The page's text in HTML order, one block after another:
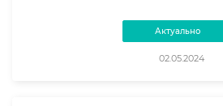
Актуально
02.05.2024